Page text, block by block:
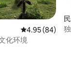
平均评分 4.95
4.95 (84)
化环境